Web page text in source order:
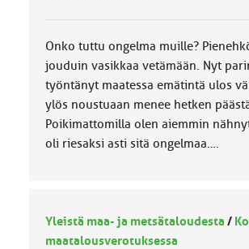
Onko tuttu ongelma muille?
jouduin vasikkaa vetämään. Nyt
työntänyt maatessa emätintä ulos
ylös noustuaan menee hetken
Poikimattomilla olen aiemmin
oli riesaksi asti sitä ongelmaa….
Yleistä maa- ja metsätaloudesta /
maatalousverotuksessa